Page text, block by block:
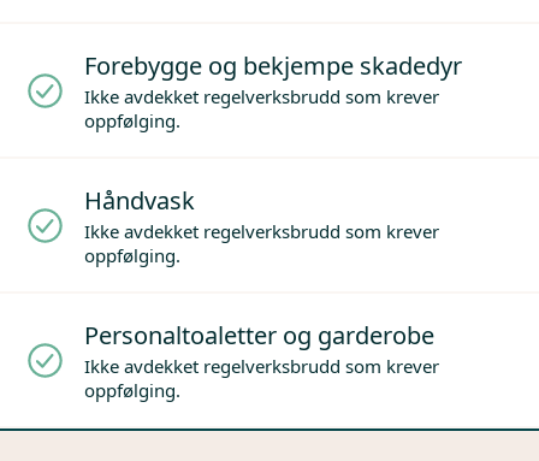
Forebygge og bekjempe skadedyr
Ikke avdekket regelverksbrudd som krever
oppfølging.
Håndvask
Ikke avdekket regelverksbrudd som krever
oppfølging.
Personaltoaletter og garderobe
Ikke avdekket regelverksbrudd som krever
oppfølging.